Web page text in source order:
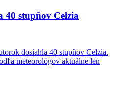
40 stupňov Celzia
dosiahla 40 stupňov Celzia.
meteorológov aktuálne len